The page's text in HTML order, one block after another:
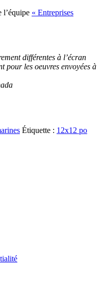
l’équipe « Entreprises
différentes à l’écran
pour les oeuvres envoyées à
Étiquette : 12x12 po